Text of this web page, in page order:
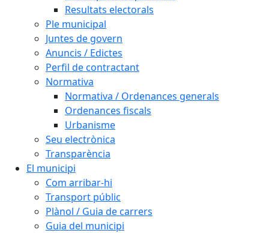
Resultats electorals
Ple municipal
Juntes de govern
Anuncis / Edictes
Perfil de contractant
Normativa
Normativa / Ordenances generals
Ordenances fiscals
Urbanisme
Seu electrònica
Transparència
El municipi
Com arribar-hi
Transport públic
Plànol / Guia de carrers
Guia del municipi